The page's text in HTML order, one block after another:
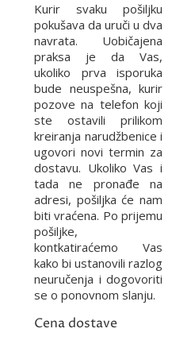
Kurir svaku pošiljku
pokušava da uruči u dva
navrata. Uobičajena
praksa je da Vas,
ukoliko prva isporuka
bude neuspešna, kurir
pozove na telefon koji
ste ostavili prilikom
kreiranja narudžbenice i
ugovori novi termin za
dostavu. Ukoliko Vas i
tada ne pronađe na
adresi, pošiljka će nam
biti vraćena. Po prijemu
pošiljke,
kontkatiraćemo Vas
kako bi ustanovili razlog
neuručenja i dogovoriti
se o ponovnom slanju.
Cena dostave